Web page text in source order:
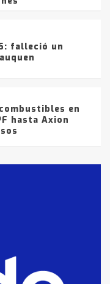
falleció un
en
hasta Axion
en la